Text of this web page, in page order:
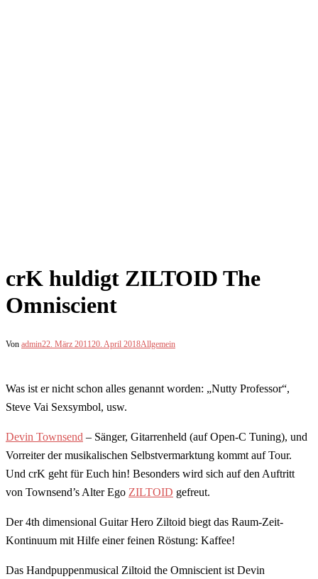
crK huldigt ZILTOID The
Omniscient
Von admin22. März 201120. April 2018Allgemein
Was ist er nicht schon alles genannt worden: „Nutty Professor“,
Steve Vai Sexsymbol, usw.
Devin Townsend – Sänger, Gitarrenheld (auf Open-C Tuning), und
Vorreiter der musikalischen Selbstvermarktung kommt auf Tour.
Und crK geht für Euch hin! Besonders wird sich auf den Auftritt
von Townsend’s Alter Ego ZILTOID gefreut.
Der 4th dimensional Guitar Hero Ziltoid biegt das Raum-Zeit-
Kontinuum mit Hilfe einer feinen Röstung: Kaffee!
Das Handpuppenmusical Ziltoid the Omniscient ist Devin